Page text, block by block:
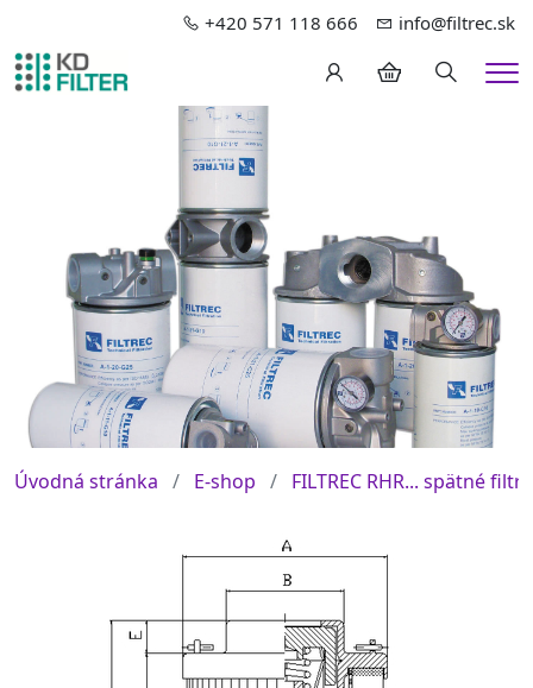
+420 571 118 666 info@filtrec.sk
Hledání
Úvodná stránka E-shop FILTREC RHR... spätné filtre